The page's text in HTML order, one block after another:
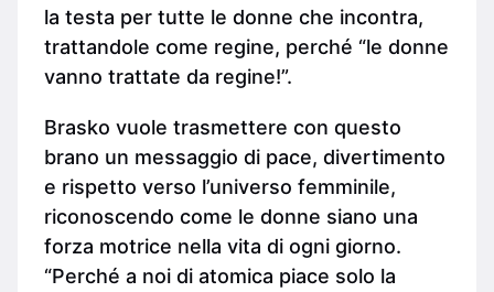
la testa per tutte le donne che incontra,
trattandole come regine, perché “le donne
vanno trattate da regine!”.
Brasko vuole trasmettere con questo
brano un messaggio di pace, divertimento
e rispetto verso l’universo femminile,
riconoscendo come le donne siano una
forza motrice nella vita di ogni giorno.
“Perché a noi di atomica piace solo la